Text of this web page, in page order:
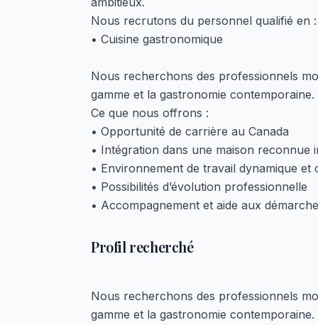
Nous recrutons du personnel qualifié en :
• Cuisine gastronomique
Nous recherchons des professionnels
gamme et la gastronomie contemporaine.
Ce que nous offrons :
• Opportunité de carrière au Canada
• Intégration dans une maison reconnue
• Environnement de travail dynamique et
• Possibilités d’évolution professionnelle
• Accompagnement et aide aux
Profil recherché
Nous recherchons des professionnels
gamme et la gastronomie contemporaine.